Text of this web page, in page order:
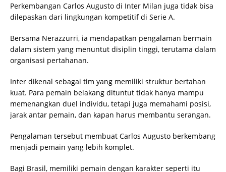
Perkembangan Carlos Augusto di Inter Milan juga tidak bisa
dilepaskan dari lingkungan kompetitif di Serie A.
Bersama Nerazzurri, ia mendapatkan pengalaman bermain
dalam sistem yang menuntut disiplin tinggi, terutama dalam
organisasi pertahanan.
Inter dikenal sebagai tim yang memiliki struktur bertahan
kuat. Para pemain belakang dituntut tidak hanya mampu
memenangkan duel individu, tetapi juga memahami posisi,
jarak antar pemain, dan kapan harus membantu serangan.
Pengalaman tersebut membuat Carlos Augusto berkembang
menjadi pemain yang lebih komplet.
Bagi Brasil, memiliki pemain dengan karakter seperti itu